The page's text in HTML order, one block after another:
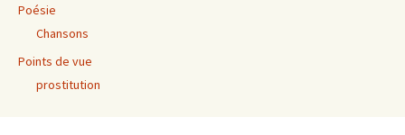
Poésie
Chansons
Points de vue
prostitution